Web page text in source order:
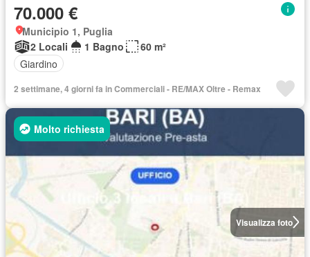
70.000 €
Municipio 1, Puglia
2 Locali
1 Bagno
60 m²
Giardino
2 settimane, 4 giorni fa in Commerciali - RE/MAX Oltre - Remax
Visualizza foto
Molto richiesta